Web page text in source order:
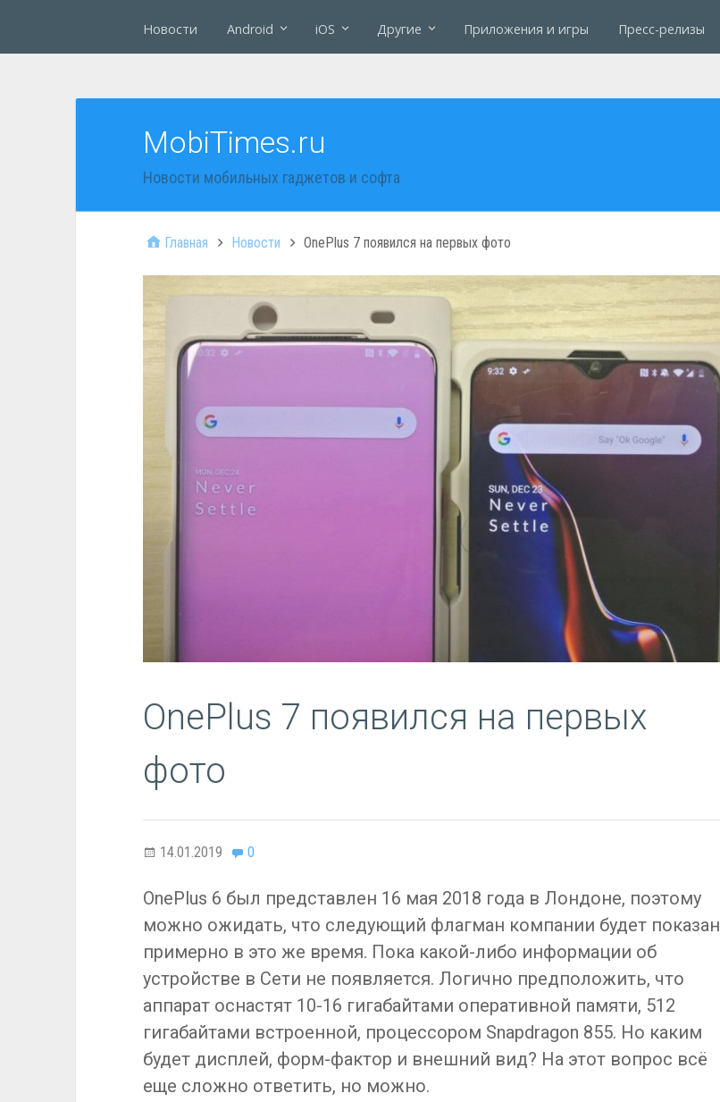
Новости Android iOS Другие Приложения и игры Пресс-релизы
MobiTimes.ru
Новости мобильных гаджетов и софта
Главная Новости OnePlus 7 появился на первых фото
OnePlus 7 появился на первых
фото
14.01.2019 0
OnePlus 6 был представлен 16 мая 2018 года в Лондоне, поэтому
можно ожидать, что следующий флагман компании будет показан
примерно в это же время. Пока какой-либо информации об
устройстве в Сети не появляется. Логично предположить, что
аппарат оснастят 10-16 гигабайтами оперативной памяти, 512
гигабайтами встроенной, процессором Snapdragon 855. Но каким
будет дисплей, форм-фактор и внешний вид? На этот вопрос всё
еще сложно ответить, но можно.